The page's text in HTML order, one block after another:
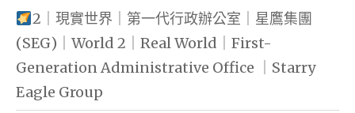
2｜現實世界｜第一代行政辦公室｜星鷹集團
(SEG)｜World 2｜Real World｜First-
Generation Administrative Office ｜Starry
Eagle Group